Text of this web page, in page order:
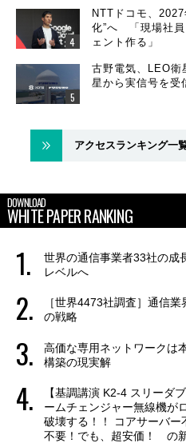
NTTドコモ、
化”へ 「現場社員
ェント作る」
古野電気、LEO
星から実信号を受
アクセスランキング一
DOWNLOAD
WHITE PAPER RANKING
世界の通信事業者33社の成
レベルへ
［世界4473社調査］通信
の戦略
高価な専用ネットワークは
構築の現実解
【基調講演 K2-4 スリーダ
ームチェンジャー無線機が
破壊する！！ コアサーバー
不要！でも、超安価！ の